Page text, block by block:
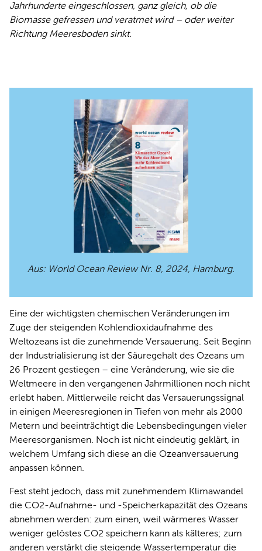
Jahrhunderte eingeschlossen, ganz gleich, ob die
Biomasse gefressen und veratmet wird – oder weiter
Richtung Meeresboden sinkt.
Aus: World Ocean Review Nr. 8, 2024, Hamburg.
Eine der wichtigsten chemischen Veränderungen im
Zuge der steigenden Kohlendioxidaufnahme des
Weltozeans ist die zunehmende Versauerung. Seit Beginn
der Industrialisierung ist der Säuregehalt des Ozeans um
26 Prozent gestiegen – eine Veränderung, wie sie die
Weltmeere in den vergangenen Jahrmillionen noch nicht
erlebt haben. Mittlerweile reicht das Versauerungssignal
in einigen Meeresregionen in Tiefen von mehr als 2000
Metern und beeinträchtigt die Lebensbedingungen vieler
Meeresorganismen. Noch ist nicht eindeutig geklärt, in
welchem Umfang sich diese an die Ozeanversauerung
anpassen können.
Fest steht jedoch, dass mit zunehmendem Klimawandel
die CO2-Aufnahme- und -Speicherkapazität des Ozeans
abnehmen werden: zum einen, weil wärmeres Wasser
weniger gelöstes CO2 speichern kann als kälteres; zum
anderen verstärkt die steigende Wassertemperatur die